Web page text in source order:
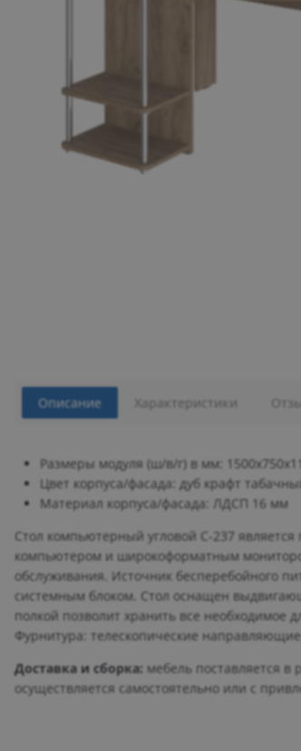
Описание
Размеры модуля (ш/в/г) в мм:
Цвет корпуса/фасада: дуб крафт
Материал корпуса/фасада: ЛДСП 16 мм
Стол компьютерный угловой С-237
компьютером и широкоформатным
обслуживания. Источник бесперебойного
системным блоком. Стол оснащен
полкой позволит хранить все
Фурнитура: телескопические
Доставка и сборка: мебель поставляется в
осуществляется самостоятельно или с
Характеристики